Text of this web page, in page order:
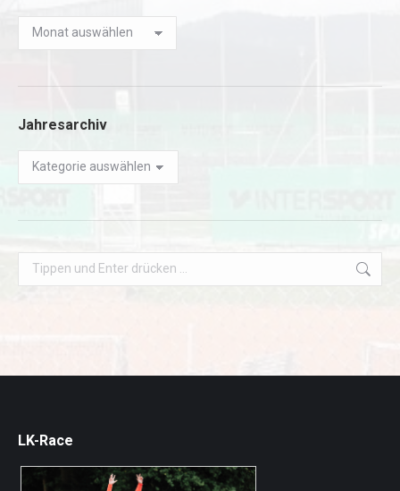
Monatsarchiv
Jahresarchiv
Jahresarchiv
Search:
LK-Race